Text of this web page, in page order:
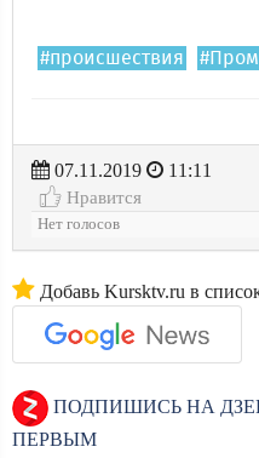
#происшествия
07.11.2019
11:11
Нравится
Нет голосов
Добавь Kursktv.ru в
ПОДПИШИСЬ НА
ПЕРВЫМ